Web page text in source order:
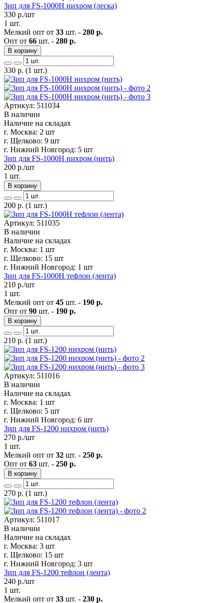
Зип для FS-1000Н нихром (леска)
330 р./шт
1 шт.
Мелкий опт от 33 шт. - 280 р.
Опт от 66 шт. - 280 р.
В корзину
330 р. (1 шт.)
Артикул: 511034
В наличии
Наличие на складах
г. Москва: 2 шт
г. Щелково: 9 шт
г. Нижний Новгород: 5 шт
Зип для FS-1000Н нихром (нить)
200 р./шт
1 шт.
В корзину
200 р. (1 шт.)
Артикул: 511035
В наличии
Наличие на складах
г. Москва: 1 шт
г. Щелково: 15 шт
г. Нижний Новгород: 1 шт
Зип для FS-1000Н тефлон (лента)
210 р./шт
1 шт.
Мелкий опт от 45 шт. - 190 р.
Опт от 90 шт. - 190 р.
В корзину
210 р. (1 шт.)
Артикул: 511016
В наличии
Наличие на складах
г. Москва: 1 шт
г. Щелково: 5 шт
г. Нижний Новгород: 6 шт
Зип для FS-1200 нихром (нить)
270 р./шт
1 шт.
Мелкий опт от 32 шт. - 250 р.
Опт от 63 шт. - 250 р.
В корзину
270 р. (1 шт.)
Артикул: 511017
В наличии
Наличие на складах
г. Москва: 3 шт
г. Щелково: 15 шт
г. Нижний Новгород: 3 шт
Зип для FS-1200 тефлон (лента)
240 р./шт
1 шт.
Мелкий опт от 33 шт. - 230 р.